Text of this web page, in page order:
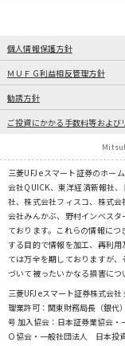
個人情報保護方針
ＭＵＦＧ利益相反管理方針
勧誘方針
ご投資にかかる手数料等および
三菱UFJ eスマート証券のホー
会社QUICK、東洋経済新報社
社、株式会社フィスコ、株式
会社みんかぶ、野村インベス
ております。これらの情報に
する目的で情報を加工、再利
ては万全を期しておりますが
づいて被ったいかなる損害につ
三菱UFJ eスマート証券株式会
理業許可：関東財務局長（銀代
号 加入協会：日本証券業協会
Ｏ協会・一般社団法人 日本投